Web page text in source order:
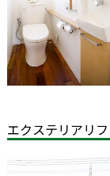
エクステリアリ